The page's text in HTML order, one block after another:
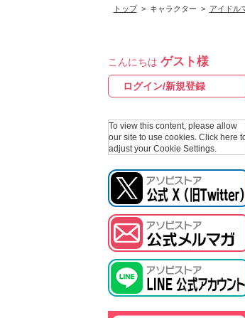
アイドルマスター ミリオンライブ！
プロジェクトアイマス ヴイアライヴ
テイルズ オブ シリーズ
トップ> キャラクター > アイドル
こんにちは ゲスト様
ログイン/新規登録
To view this content, please allow
our site to use cookies. Click here
adjust your Cookie Settings.